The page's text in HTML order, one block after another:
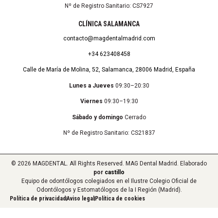
Nº de Registro Sanitario: CS7927
CLÍNICA SALAMANCA
contacto@magdentalmadrid.com
+34 623408458
Calle de María de Molina, 52, Salamanca, 28006 Madrid, España
Lunes a Jueves 09:30–20:30
Viernes 09:30–19:30
Sábado y domingo Cerrado
Nº de Registro Sanitario: CS21837
Política de privacidad Aviso legal Política de cookies
© 2026 MAGDENTAL. All Rights Reserved. MAG Dental Madrid. Elaborado
por castillo
Equipo de odontólogos colegiados en el Ilustre Colegio Oficial de
Odontólogos y Estomatólogos de la I Región (Madrid).